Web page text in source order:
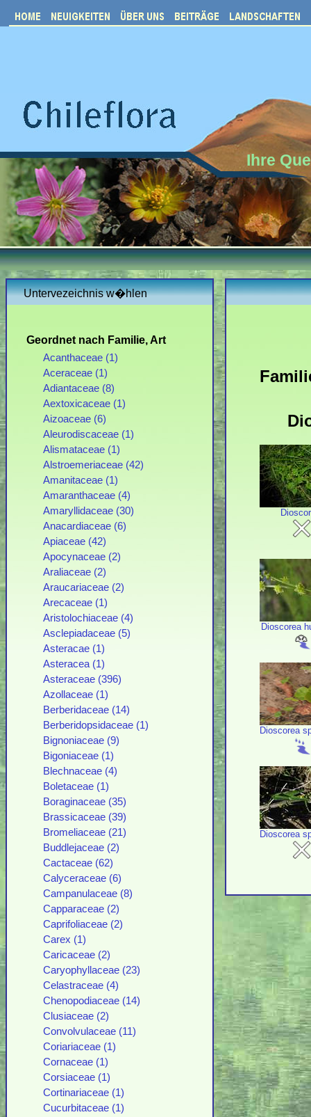
Ihre
Untervezeichnis w�hlen
Geordnet nach Familie, Art
Acanthaceae (1)
Aceraceae (1)
Adiantaceae (8)
Aextoxicaceae (1)
Aizoaceae (6)
Aleurodiscaceae (1)
Alismataceae (1)
Alstroemeriaceae (42)
Amanitaceae (1)
Amaranthaceae (4)
Amaryllidaceae (30)
Anacardiaceae (6)
Apiaceae (42)
Apocynaceae (2)
Araliaceae (2)
Araucariaceae (2)
Arecaceae (1)
Aristolochiaceae (4)
Asclepiadaceae (5)
Asteracae (1)
Asteracea (1)
Asteraceae (396)
Azollaceae (1)
Berberidaceae (14)
Berberidopsidaceae (1)
Bignoniaceae (9)
Bigoniaceae (1)
Blechnaceae (4)
Boletaceae (1)
Boraginaceae (35)
Brassicaceae (39)
Bromeliaceae (21)
Buddlejaceae (2)
Cactaceae (62)
Calyceraceae (6)
Campanulaceae (8)
Capparaceae (2)
Caprifoliaceae (2)
Carex (1)
Caricaceae (2)
Caryophyllaceae (23)
Celastraceae (4)
Chenopodiaceae (14)
Clusiaceae (2)
Convolvulaceae (11)
Coriariaceae (1)
Cornaceae (1)
Corsiaceae (1)
Cortinariaceae (1)
Cucurbitaceae (1)
Dioscorea
Dioscorea
Dioscorea